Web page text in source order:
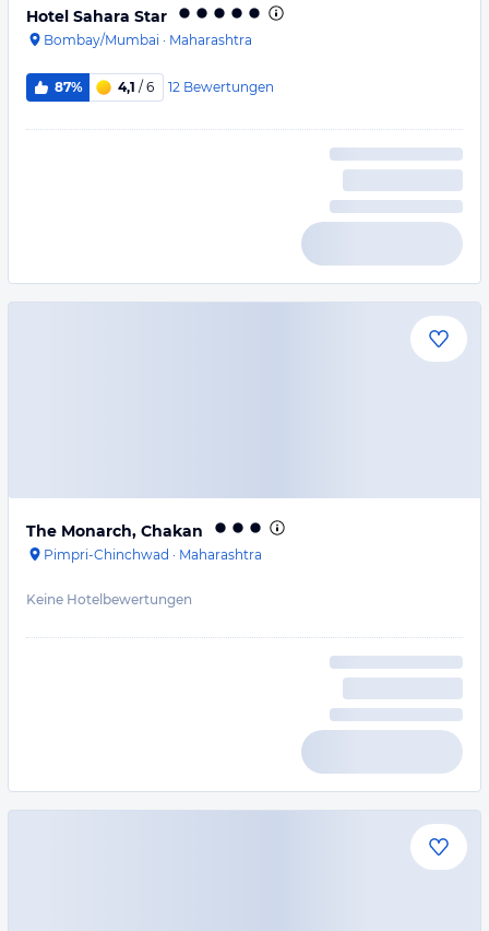
Hotel Sahara Star
Bombay/Mumbai · Maharashtra
87% 4,1 / 6 12 Bewertungen
The Monarch, Chakan
Pimpri-Chinchwad · Maharashtra
Keine Hotelbewertungen